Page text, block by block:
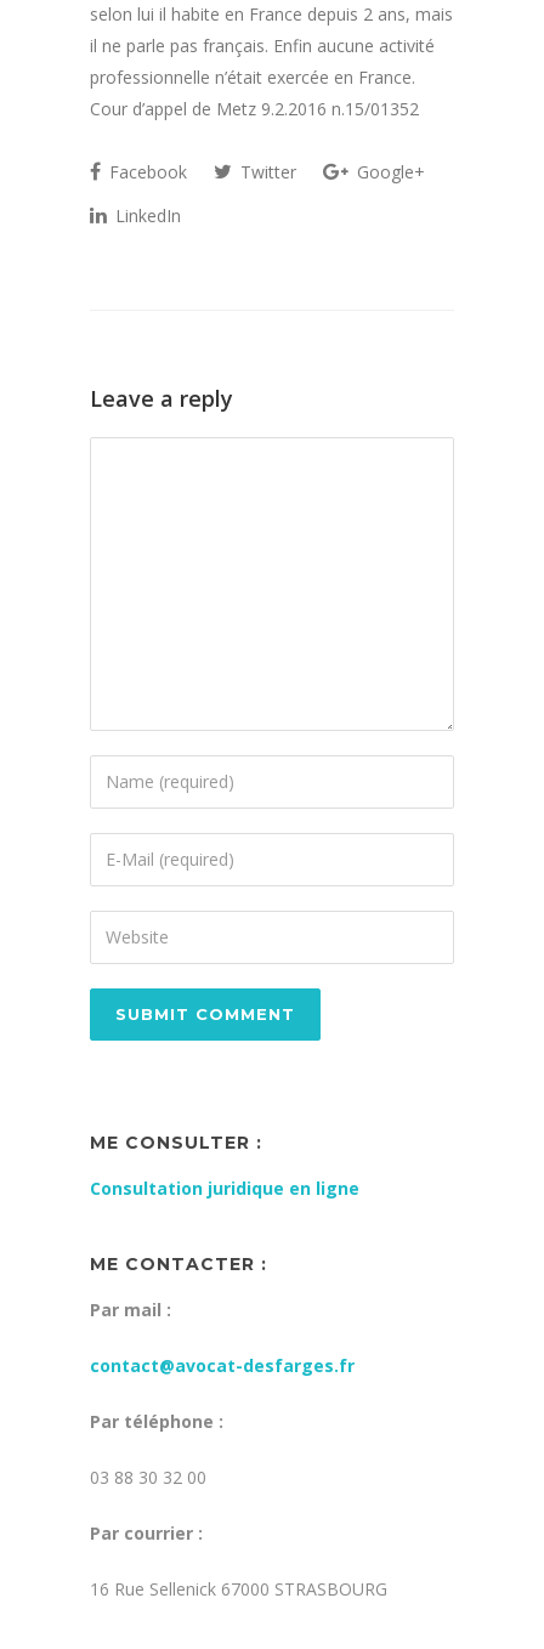
selon lui il habite en France depuis 2 ans, mais
il ne parle pas français. Enfin aucune activité
professionnelle n’était exercée en France.
Cour d’appel de Metz 9.2.2016 n.15/01352
Facebook Twitter
Google+
LinkedIn
Leave a reply
ME CONSULTER :
Consultation juridique en ligne
ME CONTACTER :
Par mail :
contact@avocat-desfarges.fr
Par téléphone :
03 88 30 32 00
Par courrier :
16 Rue Sellenick 67000 STRASBOURG